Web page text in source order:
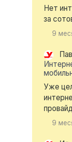
Нет
за
9
Уже
9